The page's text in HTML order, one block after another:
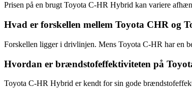
Prisen på en brugt Toyota C-HR Hybrid kan variere
Hvad er forskellen mellem Toyota CHR og
Forskellen ligger i drivlinjen. Mens Toyota C-HR har en
Hvordan er brændstofeffektiviteten på
Toyota C-HR Hybrid er kendt for sin gode